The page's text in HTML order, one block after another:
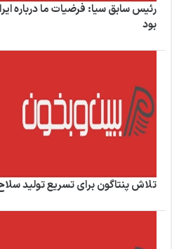
رئیس سابق سیا: فرضیات ما درباره
بود
تلاش پنتاگون برای تسریع تولید